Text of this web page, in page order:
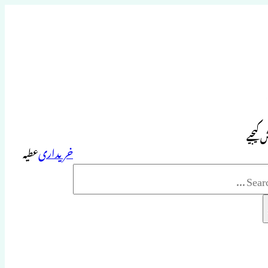
کیجیے
خریداریعطیہ